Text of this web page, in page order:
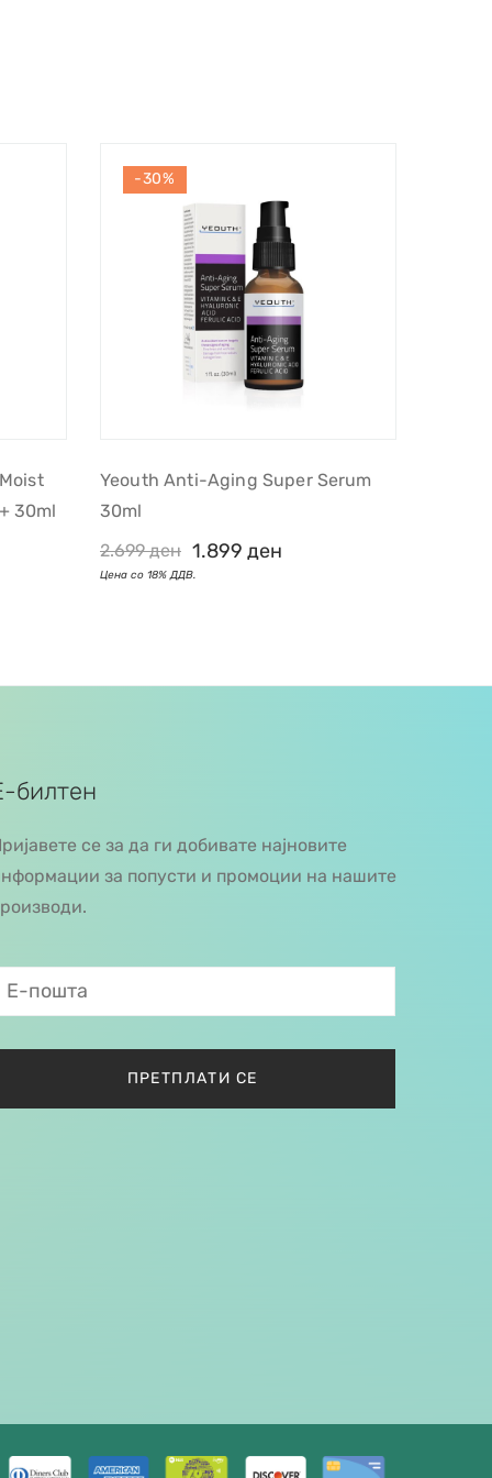
30ml
-30%
Yeouth Anti-Aging Super Serum
30ml
2.699ден 1.899 ден
билтен
се за да ги добивате најновите
за попусти и промоции на нашите